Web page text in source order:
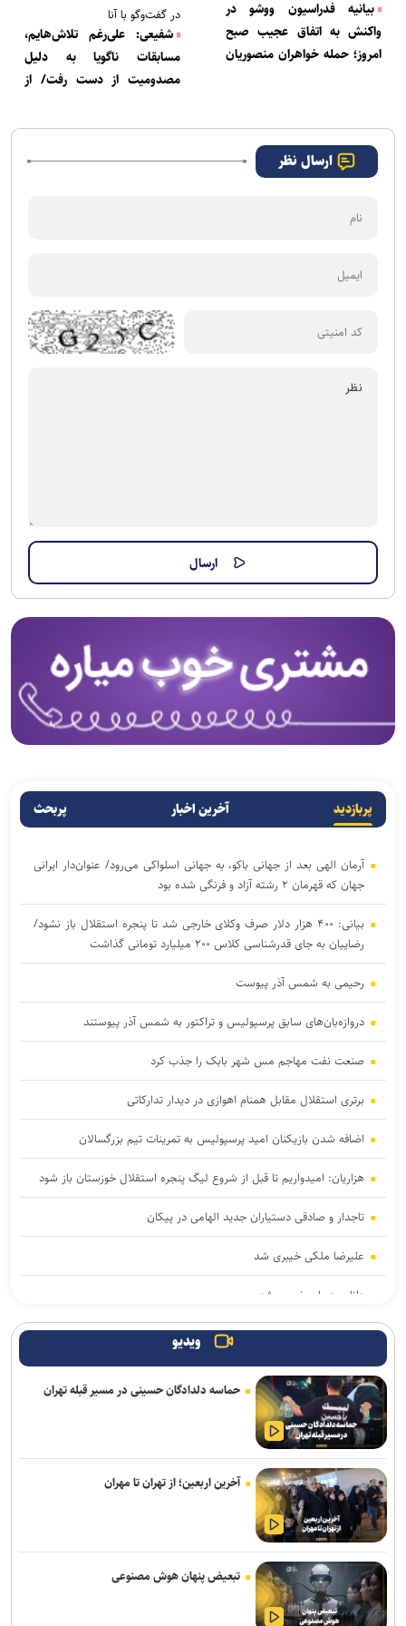
بیانیه فدراسیون ووشو در
واکنش به اتفاق عجیب صبح
امروز؛ حمله خواهران منصوریان
در گفت‌وگو با آنا
شفیعی: علی‌رغم تلاش‌هایم،
مسابقات ناگویا به دلیل
مصدومیت از دست رفت/ از
جهانی 2029 هستم
ارسال نظر
پربازدید آخرین اخبار پربحث
آرمان الهی بعد از جهانی باکو، به جهانی اسلواکی می‌رود/ عنوان‌دار ایرانی
جهان که قهرمان ۲ رشته آزاد و فرنگی شده بود
بیانی: ۴۰۰ هزار دلار صرف وکلای خارجی شد تا پنجره استقلال باز نشود/
رضاییان به جای قدرشناسی کلاس ۲۰۰ میلیارد تومانی گذاشت
رحیمی به شمس آذر پیوست
دروازه‌بان‌های سابق پرسپولیس و تراکتور به شمس آذر پیوستند
صنعت نفت مهاجم مس شهر بابک را جذب کرد
برتری استقلال مقابل همنام اهوازی در دیدار تدارکاتی
اضافه شدن بازیکنان امید پرسپولیس به تمرینات تیم بزرگسالان
هزاریان: امیدواریم تا قبل از شروع لیگ پنجره استقلال خوزستان باز شود
تاجدار و صادقی دستیاران جدید الهامی در پیکان
علیرضا ملکی خیبری شد
دانایی دوباره خیبری شد
تناقض در بودجه باشگاه سپاهان؛ رشد ۲۵ درصدی یا کاهش چشم‌گیر
فلاح به صنعت نفت پیوست
مدیرعامل پرسپولیس سفیر افتخاری چوگان شد
مدال طلای زارعی در بلاروس/ دومین رکوردشکنی دونده ایران در آستانه
بازی‌های آسیایی
باختر: انتقال قرضی بازیکن بدون ثبت قرارداد تخلف است/ استقلال با
مجازاتی مواجه نخواهد شد
ماجرای پیشنهاد سهراب بختیاری زاده به سردار آزمون چیست؟/ وعده
پوچی که به سرمربی استقلال داده شد
ویدیو
حماسه دلدادگان حسینی در مسیر قبله تهران
آخرین اربعین؛ از تهران تا مهران
تبعیض پنهان هوش مصنوعی